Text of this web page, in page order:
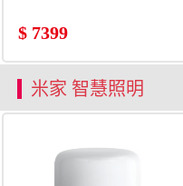
$ 7399
米家 智慧照明